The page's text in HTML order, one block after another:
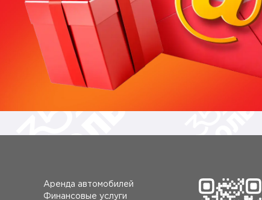
Аренда автомобилей
Финансовые услуги